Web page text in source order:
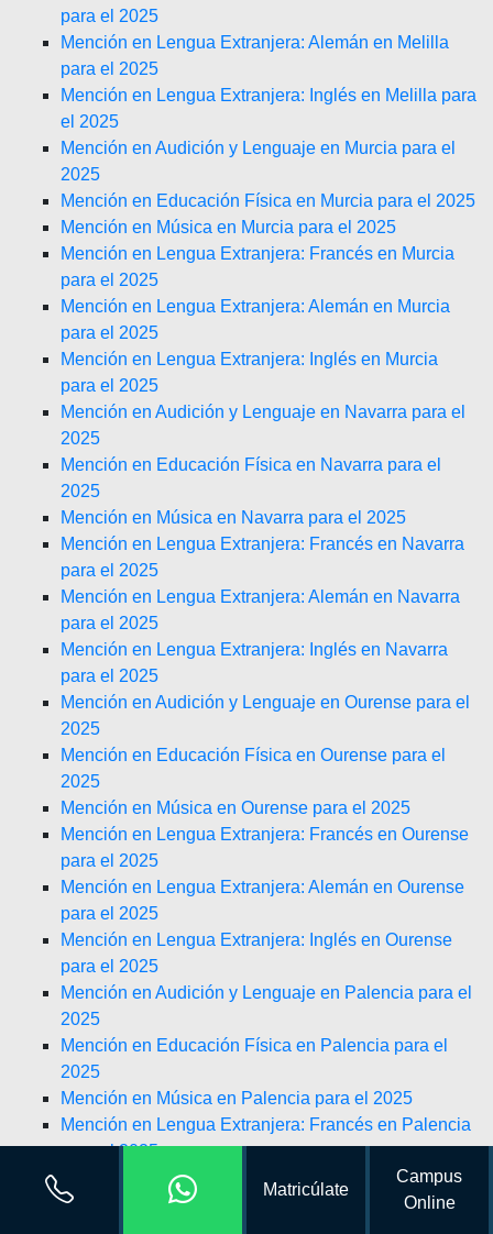
para el 2025
Mención en Lengua Extranjera: Alemán en Melilla
para el 2025
Mención en Lengua Extranjera: Inglés en Melilla para
el 2025
Mención en Audición y Lenguaje en Murcia para el
2025
Mención en Educación Física en Murcia para el 2025
Mención en Música en Murcia para el 2025
Mención en Lengua Extranjera: Francés en Murcia
para el 2025
Mención en Lengua Extranjera: Alemán en Murcia
para el 2025
Mención en Lengua Extranjera: Inglés en Murcia
para el 2025
Mención en Audición y Lenguaje en Navarra para el
2025
Mención en Educación Física en Navarra para el
2025
Mención en Música en Navarra para el 2025
Mención en Lengua Extranjera: Francés en Navarra
para el 2025
Mención en Lengua Extranjera: Alemán en Navarra
para el 2025
Mención en Lengua Extranjera: Inglés en Navarra
para el 2025
Mención en Audición y Lenguaje en Ourense para el
2025
Mención en Educación Física en Ourense para el
2025
Mención en Música en Ourense para el 2025
Mención en Lengua Extranjera: Francés en Ourense
para el 2025
Mención en Lengua Extranjera: Alemán en Ourense
para el 2025
Mención en Lengua Extranjera: Inglés en Ourense
para el 2025
Mención en Audición y Lenguaje en Palencia para el
2025
Mención en Educación Física en Palencia para el
2025
Mención en Música en Palencia para el 2025
Mención en Lengua Extranjera: Francés en Palencia
para el 2025
Mención en Lengua Extranjera: Alemán en Palencia
para el 2025
Matricúlate
Campus
Online